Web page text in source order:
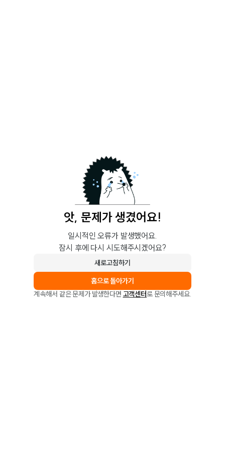
앗, 문제가 생겼어요!
일시적인 오류가 발생했어요.
잠시 후에 다시 시도해주시겠어요?
새로고침하기
홈으로 돌아가기
계속해서 같은 문제가 발생한다면 고객센터로 문의해주세요.